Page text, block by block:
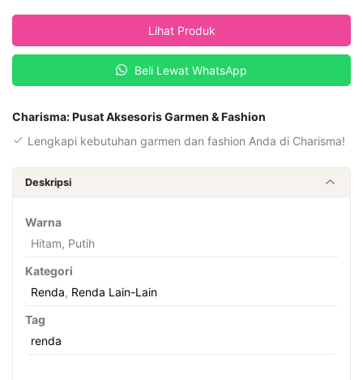
Lihat Produk
Beli Lewat WhatsApp
Charisma: Pusat Aksesoris Garmen & Fashion
Lengkapi kebutuhan garmen dan fashion Anda di Charisma!
Deskripsi
Warna
Hitam, Putih
Kategori
Renda, Renda Lain-Lain
Tag
renda